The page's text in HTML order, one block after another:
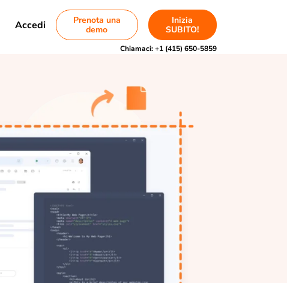
Accedi
Prenota una
demo
Inizia
SUBITO!
Chiamaci:+1 (415) 650-5859